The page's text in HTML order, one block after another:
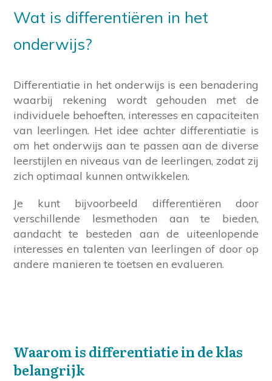
Wat is differentiëren in het
onderwijs?
Differentiatie in het onderwijs is een benadering
waarbij rekening wordt gehouden met de
individuele behoeften, interesses en capaciteiten
van leerlingen. Het idee achter differentiatie is
om het onderwijs aan te passen aan de diverse
leerstijlen en niveaus van de leerlingen, zodat zij
zich optimaal kunnen ontwikkelen.
Je kunt bijvoorbeeld differentiëren door
verschillende lesmethoden aan te bieden,
aandacht te besteden aan de uiteenlopende
interesses en talenten van leerlingen of door op
andere manieren te toetsen en evalueren.
Waarom is differentiatie in de klas
belangrijk